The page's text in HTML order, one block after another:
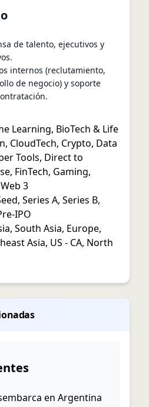
de talento, ejecutivos y
internos (reclutamiento,
de negocio) y soporte
Learning, BioTech & Life
, CloudTech, Crypto, Data
Tools, Direct to
, FinTech, Gaming,
Web 3
, Series A, Series B,
IPO
, South Asia, Europe,
Asia, US - CA, North
en Argentina